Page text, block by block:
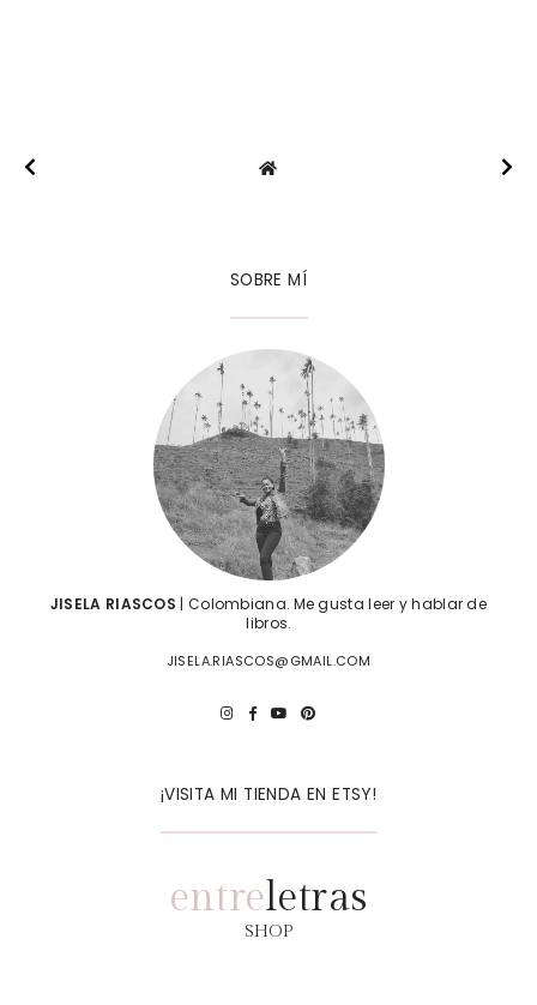
SOBRE MÍ
JISELA RIASCOS | Colombiana. Me gusta leer y hablar de
libros.
JISELA.RIASCOS@GMAIL.COM
¡VISITA MI TIENDA EN ETSY!
entreletras
SHOP